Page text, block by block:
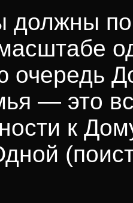
должны
очередь
— это
к